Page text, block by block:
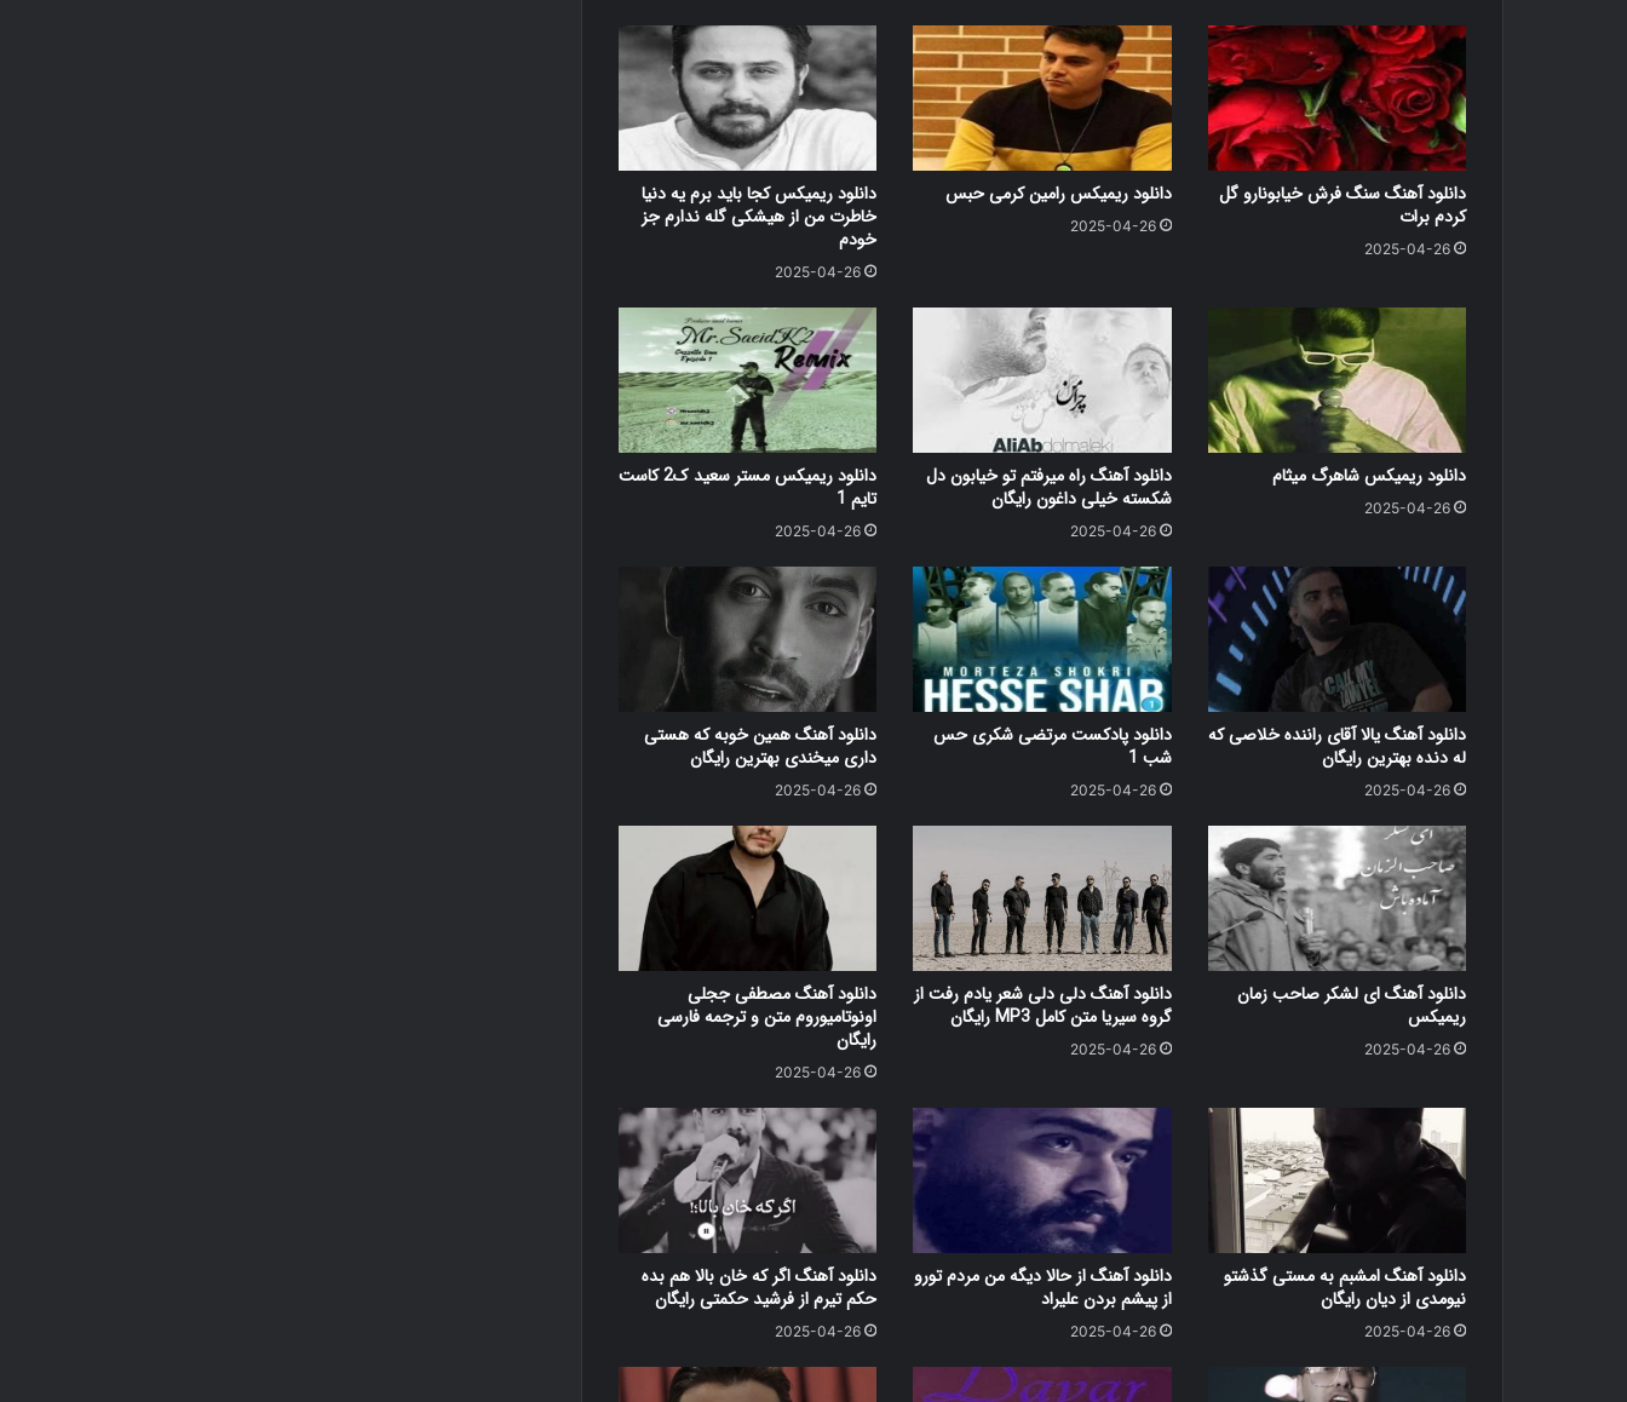
دانلود آهنگ سنگ فرش خیابونارو گل
کردم برات
2025-04-26
دانلود ریمیکس رامین کرمی حبس
2025-04-26
دانلود ریمیکس کجا باید برم یه دنیا
خاطرت من از هیشکی گله ندارم جز
خودم
2025-04-26
دانلود ریمیکس شاهرگ میثام
2025-04-26
دانلود آهنگ راه میرفتم تو خیابون دل
شکسته خیلی داغون رایگان
2025-04-26
دانلود ریمیکس مستر سعید ک2 کاست
تایم 1
2025-04-26
دانلود آهنگ یالا آقای راننده خلاصی که
له دنده بهترین رایگان
2025-04-26
دانلود پادکست مرتضی شکری حس
شب 1
2025-04-26
دانلود آهنگ همین خوبه که هستی
داری میخندی بهترین رایگان
2025-04-26
دانلود آهنگ ای لشکر صاحب زمان
ریمیکس
2025-04-26
دانلود آهنگ دلی دلی شعر یادم رفت از
گروه سیریا متن کامل MP3 رایگان
2025-04-26
دانلود آهنگ مصطفی ججلی
اونوتامیوروم متن و ترجمه فارسی
رایگان
2025-04-26
دانلود آهنگ امشبم به مستی گذشتو
نیومدی از دیان رایگان
2025-04-26
دانلود آهنگ از حالا دیگه من مردم تورو
از پیشم بردن علیراد
2025-04-26
دانلود آهنگ اگر که خان بالا هم بده
حکم تیرم از فرشید حکمتی رایگان
2025-04-26